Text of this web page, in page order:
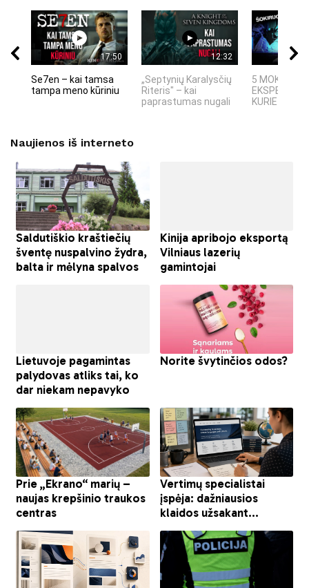
17:50
Se7en – kai tamsa
tampa meno kūriniu
12:32
„Septynių Karalysčių
Riteris" – kai
paprastumas nugali
5 MOKSLINIAI
KURIE
Naujienos iš interneto